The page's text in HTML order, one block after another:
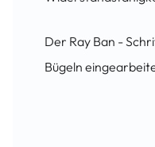
Der Ray Ban -
Bügeln